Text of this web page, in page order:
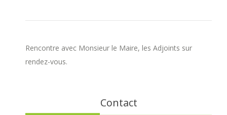
Rencontre avec Monsieur le Maire, les Adjoints sur
rendez-vous.
Contact